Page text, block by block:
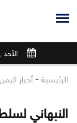
الأحد
الرئيسية - أخبار اليمن
النبهاني